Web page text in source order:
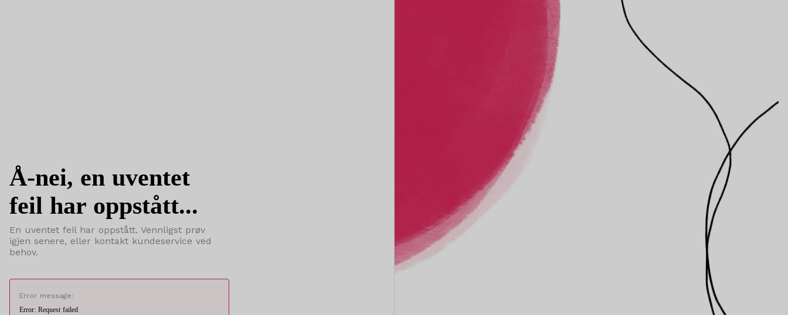
Å-nei, en uventet
feil har oppstått...
En uventet feil har oppstått. Vennligst prøv
igjen senere, eller kontakt kundeservice ved
behov.
Error message:
Error: Request failed